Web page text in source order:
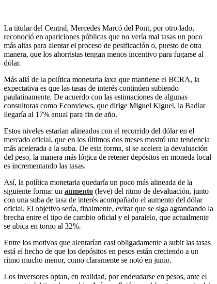
La titular del Central, Mercedes Marcó del Pont, por otro lado,
reconoció en apariciones públicas que no vería mal tasas un poco
más altas para alentar el proceso de pesificación o, puesto de otra
manera, que los ahorristas tengan menos incentivo para fugarse al
dólar.
Más allá de la política monetaria laxa que mantiene el BCRA, la
expectativa es que las tasas de interés continúen subiendo
paulatinamente. De acuerdo con las estimaciones de algunas
consultoras como Econviews, que dirige Miguel Kiguel, la Badlar
llegaría al 17% anual para fin de año.
Estos niveles estarían alineados con el recorrido del dólar en el
mercado oficial, que en los últimos dos meses mostró una tendencia
más acelerada a la suba. De esta forma, si se acelera la devaluación
del peso, la manera más lógica de retener depósitos en moneda local
es incrementando las tasas.
Así, la política monetaria quedaría un poco más alineada de la
siguiente forma: un aumento (leve) del ritmo de devaluación, junto
con una suba de tasa de interés acompañado el aumento del dólar
oficial. El objetivo sería, finalmente, evitar que se siga agrandando la
brecha entre el tipo de cambio oficial y el paralelo, que actualmente
se ubica en torno al 32%.
Entre los motivos que alentarían casi obligadamente a subir las tasas
está el hecho de que los depósitos en pesos están creciendo a un
ritmo mucho menor, como claramente se notó en junio.
Los inversores optan, en realidad, por endeudarse en pesos, ante el